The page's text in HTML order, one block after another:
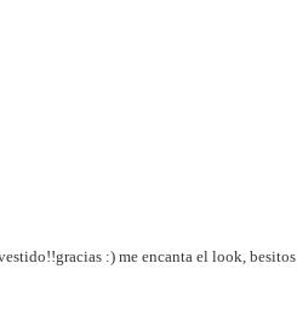
:) me encanta el look, besitos